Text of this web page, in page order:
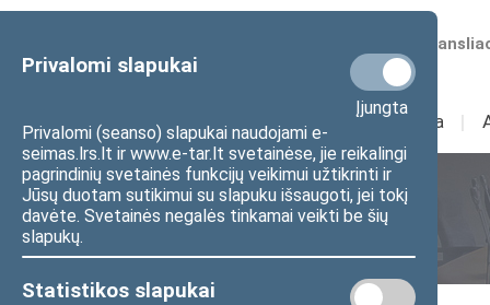
Privalomi slapukai
Įjungta
Privalomi (seanso) slapukai naudojami e-
seimas.lrs.lt ir www.e-tar.lt svetainėse, jie reikalingi
pagrindinių svetainės funkcijų veikimui užtikrinti ir
Jūsų duotam sutikimui su slapuku išsaugoti, jei tokį
davėte. Svetainės negalės tinkamai veikti be šių
slapukų.
Statistikos slapukai
Numatomos
Sudėtis Veikla I
Seimo posėdžiai